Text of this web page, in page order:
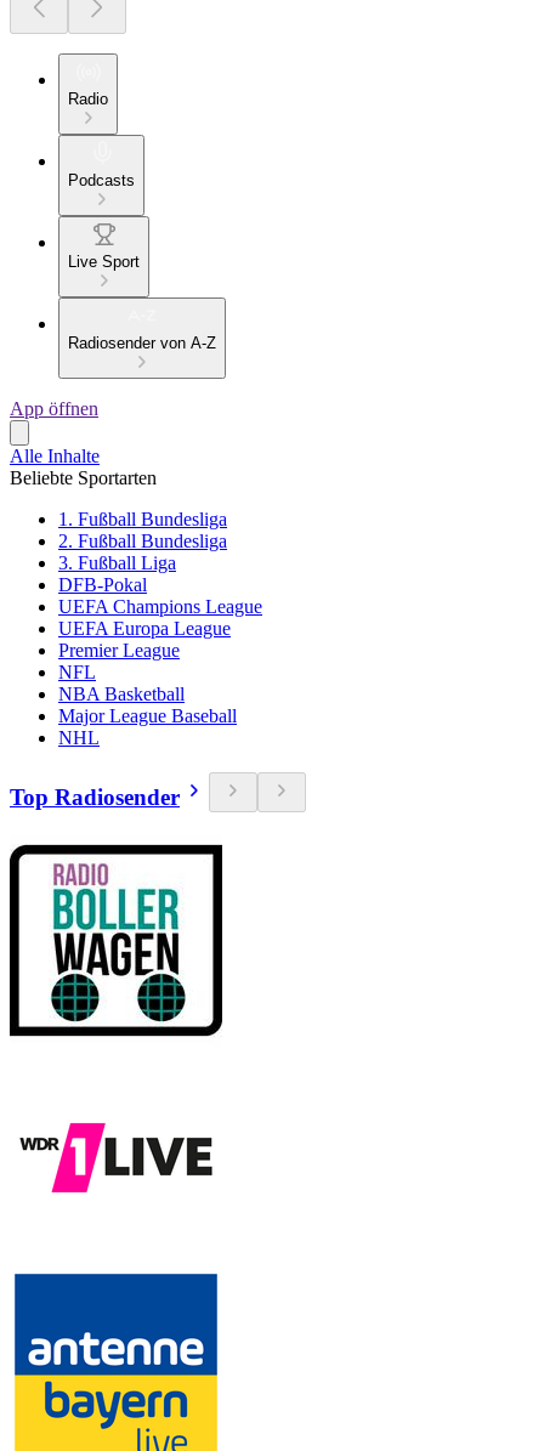
Radio
Podcasts
Live Sport
Radiosender von A-Z
App öffnen
Alle Inhalte
Beliebte Sportarten
1. Fußball Bundesliga
2. Fußball Bundesliga
3. Fußball Liga
DFB-Pokal
UEFA Champions League
UEFA Europa League
Premier League
NFL
NBA Basketball
Major League Baseball
NHL
Top Radiosender